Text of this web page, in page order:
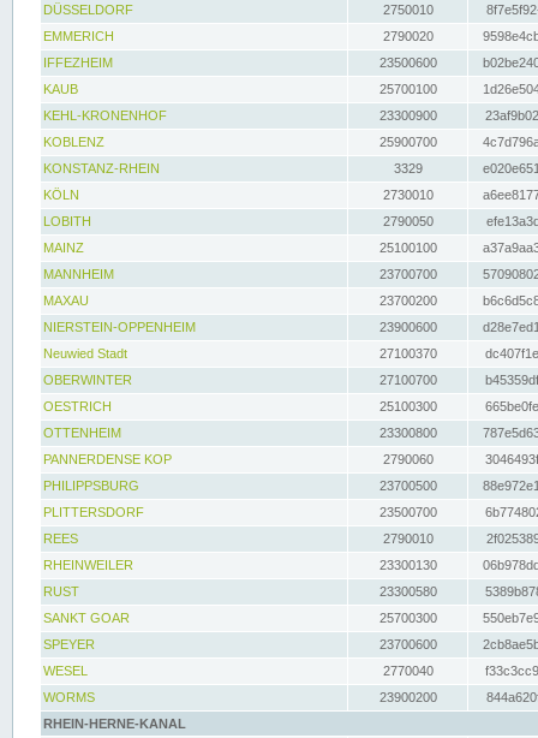
DÜSSELDORF
2750010
EMMERICH
2790020
IFFEZHEIM
23500600
KAUB
25700100
KEHL-KRONENHOF
23300900
KOBLENZ
25900700
KONSTANZ-RHEIN
3329
KÖLN
2730010
LOBITH
2790050
MAINZ
25100100
MANNHEIM
23700700
MAXAU
23700200
NIERSTEIN-OPPENHEIM
23900600
Neuwied Stadt
27100370
OBERWINTER
27100700
OESTRICH
25100300
OTTENHEIM
23300800
PANNERDENSE KOP
2790060
PHILIPPSBURG
23700500
PLITTERSDORF
23500700
REES
2790010
RHEINWEILER
23300130
RUST
23300580
SANKT GOAR
25700300
SPEYER
23700600
WESEL
2770040
WORMS
23900200
RHEIN-HERNE-KANAL